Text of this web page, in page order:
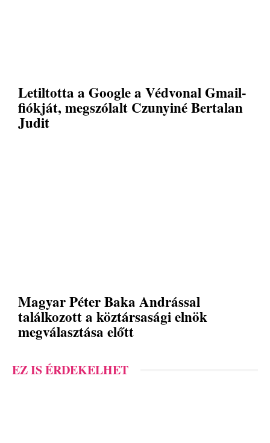
Letiltotta a Google a Védvonal Gmail-
fiókját, megszólalt Czunyiné Bertalan
Judit
Magyar Péter Baka Andrással
találkozott a köztársasági elnök
megválasztása előtt
EZ IS ÉRDEKELHET